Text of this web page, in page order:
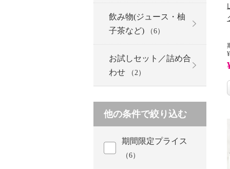
飲み物(ジュース・柚
子茶など)
（6）
お試しセット／詰め合
わせ
（2）
他の条件で絞り込む
期間限定プライス
（6）